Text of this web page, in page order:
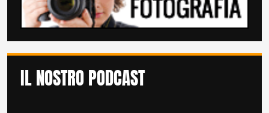
IL NOSTRO PODCAST